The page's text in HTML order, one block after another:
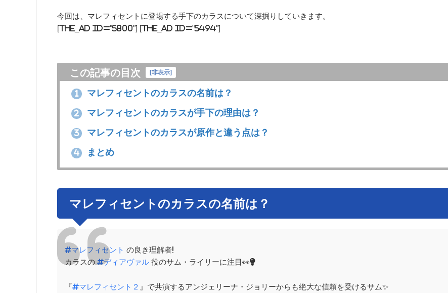
今回は、マレフィセントに登場する手下のカラスについて深掘りしていきます。
[the_ad id="5800"] [the_ad id="5494"]
この記事の目次 [非表示]
1 マレフィセントのカラスの名前は？
2 マレフィセントのカラスが手下の理由は？
3 マレフィセントのカラスが原作と違う点は？
4 まとめ
マレフィセントのカラスの名前は？
#マレフィセント の良き理解者❗️
カラスの #ディアヴァル 役のサム・ライリーに注目👀💡
『#マレフィセント２ 』で共演するアンジェリーナ・ジョリーからも絶大な信頼を受けるサム✨